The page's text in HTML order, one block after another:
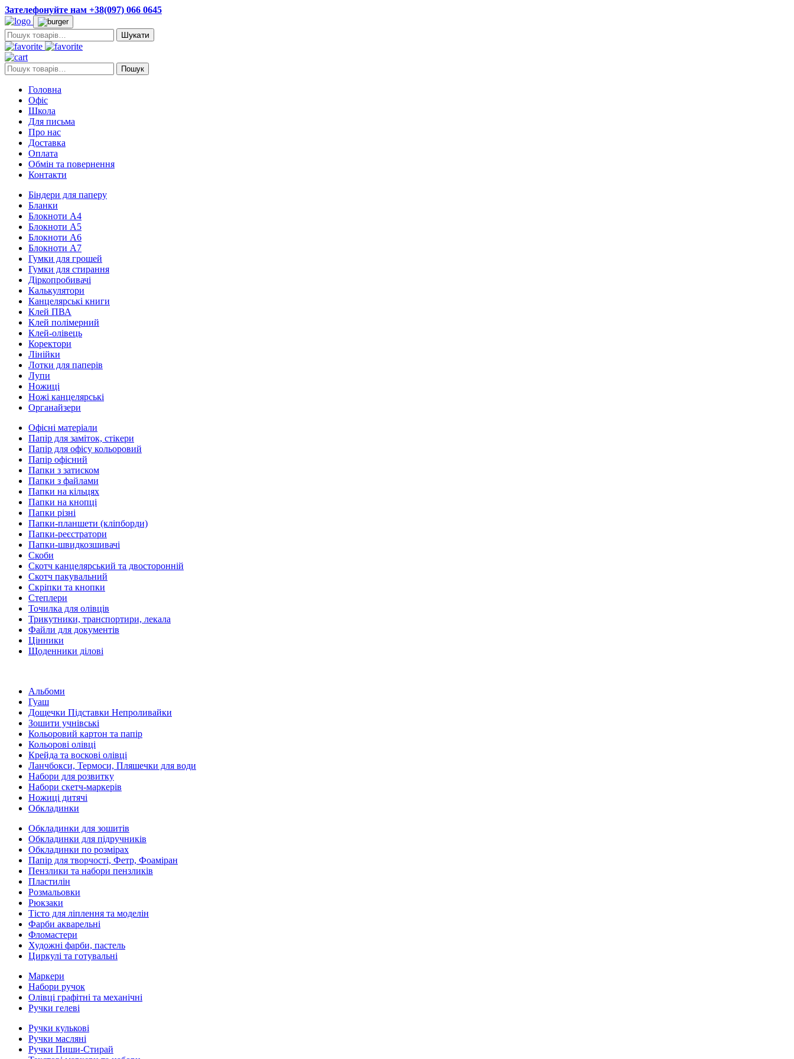
Зателефонуйте нам +38(097) 066 0645
Пошук:
Пошук: Пошук
Головна
Офіс
Школа
Для письма
Про нас
Доставка
Оплата
Обмін та повернення
Контакти
Біндери для паперу
Бланки
Блокноти А4
Блокноти А5
Блокноти А6
Блокноти А7
Гумки для грошей
Гумки для стирання
Діркопробивачі
Калькулятори
Канцелярські книги
Клей ПВА
Клей полімерний
Клей-олівець
Коректори
Лінійки
Лотки для паперів
Лупи
Ножиці
Ножі канцелярські
Органайзери
Офісні матеріали
Папір для заміток, стікери
Папір для офісу кольоровий
Папір офісний
Папки з затиском
Папки з файлами
Папки на кільцях
Папки на кнопці
Папки різні
Папки-планшети (кліпборди)
Папки-реєстратори
Папки-швидкозшивачі
Скоби
Скотч канцелярський та двосторонній
Скотч пакувальний
Скріпки та кнопки
Степлери
Точилка для олівців
Трикутники, транспортири, лекала
Файли для документів
Цінники
Щоденники ділові
Альбоми
Гуаш
Дощечки Підставки Непроливайки
Зошити учнівські
Кольоровий картон та папір
Кольорові олівці
Крейда та воскові олівці
Ланчбокси, Термоси, Пляшечки для води
Набори для розвитку
Набори скетч-маркерів
Ножиці дитячі
Обкладинки
Обкладинки для зошитів
Обкладинки для підручників
Обкладинки по розмірах
Папір для творчості, Фетр, Фоаміран
Пензлики та набори пензликів
Пластилін
Розмальовки
Рюкзаки
Тісто для ліплення та моделін
Фарби акварельні
Фломастери
Художні фарби, пастель
Циркулі та готувальні
Маркери
Набори ручок
Олівці графітні та механічні
Ручки гелеві
Ручки кулькові
Ручки масляні
Ручки Пиши-Стирай